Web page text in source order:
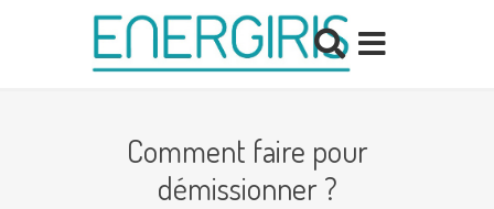
Comment faire pour
démissionner ?